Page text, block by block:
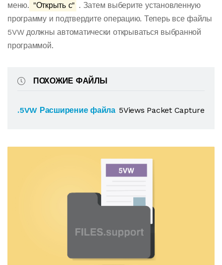
меню. "Открыть с" . Затем выберите установленную
программу и подтвердите операцию. Теперь все файлы
5VW должны автоматически открываться выбранной
программой.
ПОХОЖИЕ ФАЙЛЫ
.5VW Расширение файла 5Views Packet Capture